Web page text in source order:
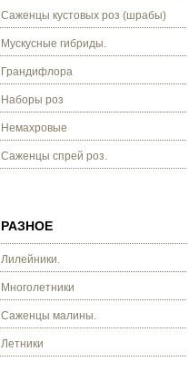
Саженцы кустовых роз (шрабы)
Мускусные гибриды.
Грандифлора
Наборы роз
Немахровые
Саженцы спрей роз.
РАЗНОЕ
Лилейники.
Многолетники
Саженцы малины.
Летники